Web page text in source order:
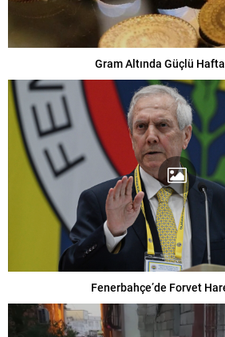
Gram Altında Güçlü
Fenerbahçe’de Forvet